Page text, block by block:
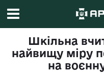
Шкільна
найвищу міру
на